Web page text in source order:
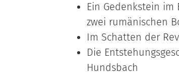
Ein Gedenkstein
zwei rumänischen
Im Schatten der
Die
Hundsbach